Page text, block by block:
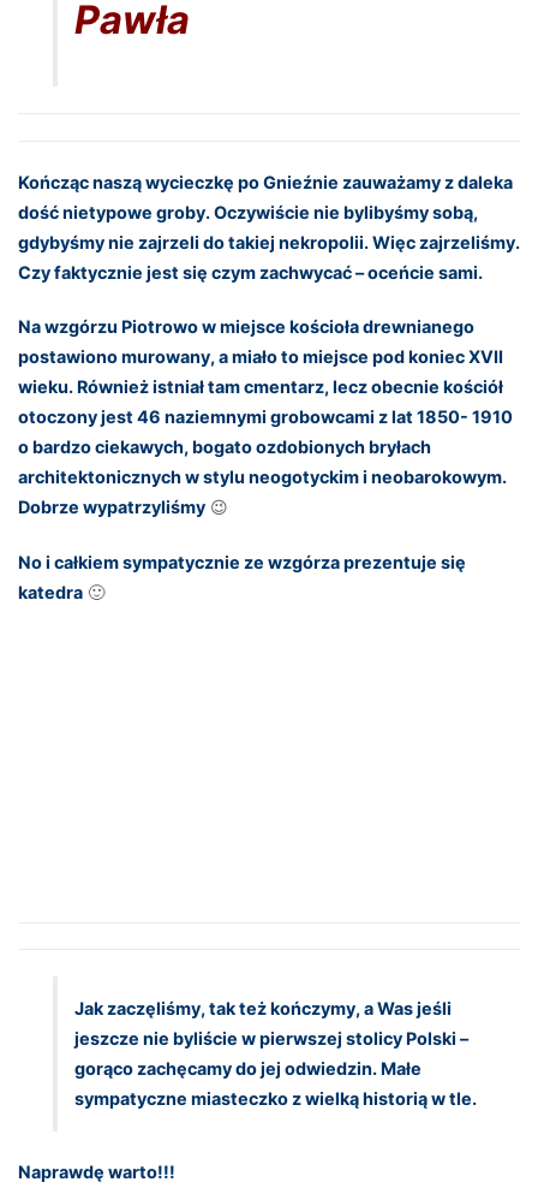
Pawła
Kończąc naszą wycieczkę po Gnieźnie zauważamy z daleka
dość nietypowe groby. Oczywiście nie bylibyśmy sobą,
gdybyśmy nie zajrzeli do takiej nekropolii. Więc zajrzeliśmy.
Czy faktycznie jest się czym zachwycać – oceńcie sami.
Na wzgórzu Piotrowo w miejsce kościoła drewnianego
postawiono murowany, a miało to miejsce pod koniec XVII
wieku. Również istniał tam cmentarz, lecz obecnie kościół
otoczony jest 46 naziemnymi grobowcami z lat 1850- 1910
o bardzo ciekawych, bogato ozdobionych bryłach
architektonicznych w stylu neogotyckim i neobarokowym.
Dobrze wypatrzyliśmy 😉
No i całkiem sympatycznie ze wzgórza prezentuje się
katedra 🙂
Jak zaczęliśmy, tak też kończymy, a Was jeśli
jeszcze nie byliście w pierwszej stolicy Polski –
gorąco zachęcamy do jej odwiedzin. Małe
sympatyczne miasteczko z wielką historią w tle.
Naprawdę warto!!!